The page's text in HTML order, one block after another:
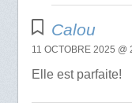
Calou
11 OCTOBRE 2025 @
Elle est parfaite!